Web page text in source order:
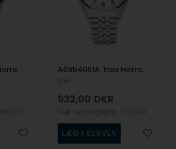
A69540S4I, Inex Herre, 40mm Quartz Herre m/lænke A69540S1A, Inex Herre, 40mm Quartz Herre m/lænke
932,00 DKR